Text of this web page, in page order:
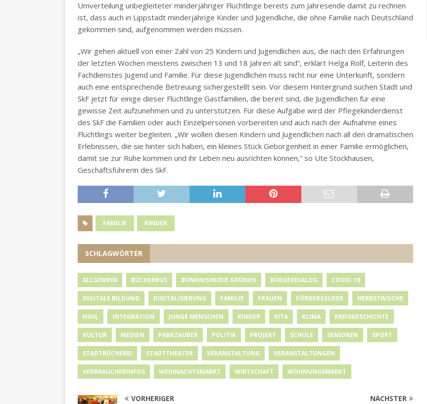
Umverteilung unbegleiteter minderjähriger Flüchtlinge bereits zum Jahresende damit zu rechnen
ist, dass auch in Lippstadt minderjährige Kinder und Jugendliche, die ohne Familie nach Deutschland
gekommen sind, aufgenommen werden müssen.
„Wir gehen aktuell von einer Zahl von 25 Kindern und Jugendlichen aus, die nach den Erfahrungen
der letzten Wochen meistens zwischen 13 und 18 Jahren alt sind“, erklärt Helga Rolf, Leiterin des
Fachdienstes Jugend und Familie. Für diese Jugendlichen muss nicht nur eine Unterkunft, sondern
auch eine entsprechende Betreuung sichergestellt sein. Vor diesem Hintergrund suchen Stadt und
SkF jetzt für einige dieser Flüchtlinge Gastfamilien, die bereit sind, die Jugendlichen für eine
gewisse Zeit aufzunehmen und zu unterstützen. Für diese Aufgabe wird der Pflegekinderdienst
des SkF die Familien oder auch Einzelpersonen vorbereiten und auch nach der Aufnahme eines
Flüchtlings weiter begleiten. „Wir wollen diesen Kindern und Jugendlichen nach all den dramatischen
Erlebnissen, die sie hinter sich haben, ein kleines Stück Geborgenheit in einer Familie ermöglichen,
damit sie zur Ruhe kommen und ihr Leben neu ausrichten können,“ so Ute Stockhausen,
Geschäftsführerin des SkF.
FAMILIE KINDER
SCHLAGWÖRTER
ALLGEMEIN BÜCHERBUS BÜNDNIS90/DIE GRÜNEN BÜRGERDIALOG COVID-19
DIGITALE BILDUNG DIGITALISIERUNG FAMILIE FRAUEN FÖRDERGELDER HERBSTWOCHE
HSHL INTEGRATION JUNGE MENSCHEN KINDER KITA KLIMA KREISGESCHICHTE
KULTUR MEDIEN PARKZAUBER POLITIK PROJEKT SCHULE SENIOREN SPORT
STADTBÜCHEREI STADTTHEATER VERANSTALTUNG VERANSTALTUNGEN
VERBRAUCHERINFOS WEIHNACHTSMARKT WIRTSCHAFT WOHNUNGSMARKT
VORHERIGER NÄCHSTER